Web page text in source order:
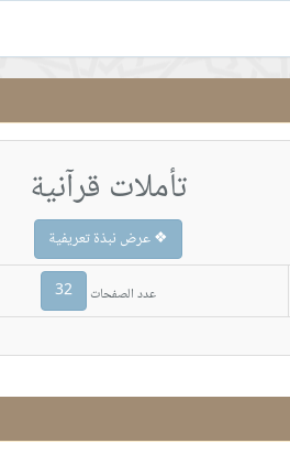
تأملات قرآنية
❖ عرض نبذة تعريفية
عدد الصفحات 32